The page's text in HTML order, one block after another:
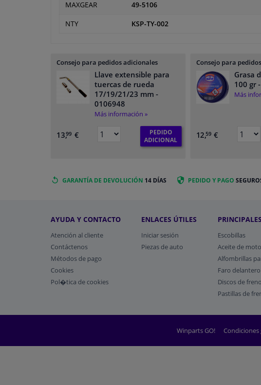
MAXGEAR 49-5106
NTY KSP-TY-002
Consejo para pedidos adicionales
Llave extensible para
tuercas de rueda
17/19/21/23 mm -
0106948
Más información »
13,99 €
PEDIDO
ADICIONAL
Consejo para
Grasa
100 gr-
Más
12,59 €
GARANTÍA DE DEVOLUCIÓN 14 DÍAS PEDIDO Y PAGO
AYUDA Y CONTACTO
Atención al cliente
Contáctenos
Métodos de pago
​Cookies
Pol�tica de cookies
ENLACES ÚTILES
Iniciar sesión
Piezas de auto
Escobillas
Aceite de
Alfombrillas
Faro delantero
Discos de freno
Pastillas de
Winparts GO!